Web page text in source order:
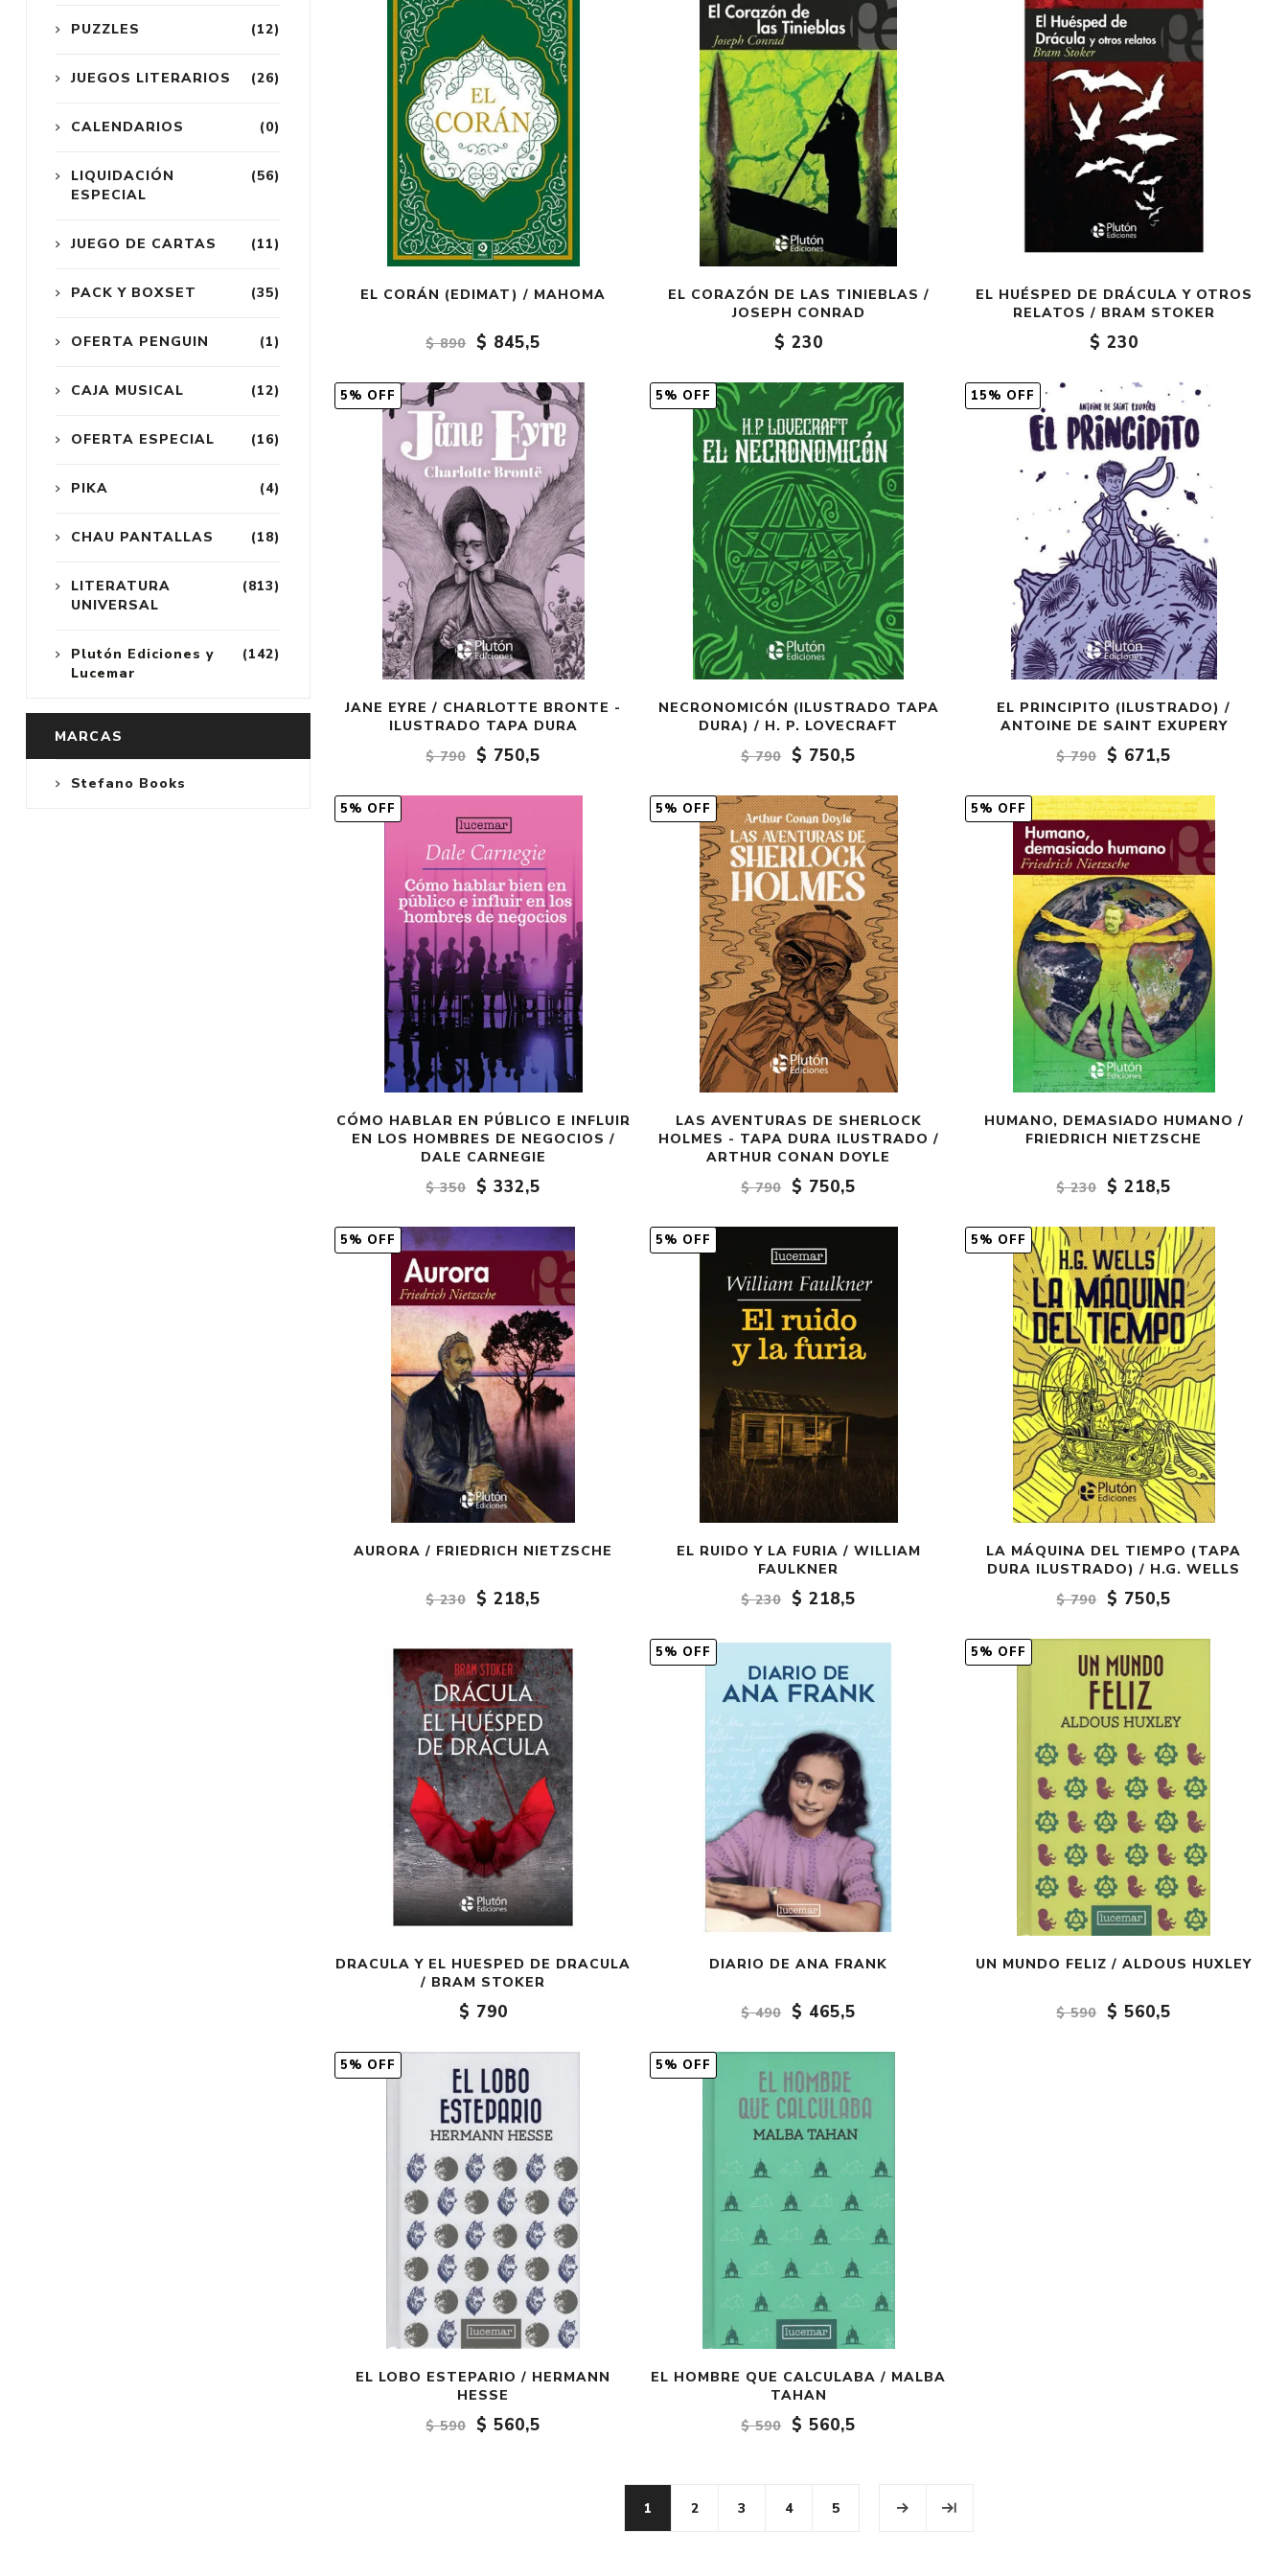
Crónica
Negocios
Ingenio
Ensayo
Ver todo
EL CORÁN (EDIMAT) / MAHOMA
$ 890 $ 845,5
EL CORAZÓN DE LAS TINIEBLAS /
JOSEPH CONRAD
$ 230
EL HUÉSPED DE DRÁCULA Y OTROS
RELATOS / BRAM STOKER
$ 230
5% OFF
JANE EYRE / CHARLOTTE BRONTE -
ILUSTRADO TAPA DURA
$ 790
$ 750,5
5% OFF
NECRONOMICÓN (ILUSTRADO TAPA
DURA) / H. P. LOVECRAFT
$ 790
$ 750,5
15% OFF
EL PRINCIPITO (ILUSTRADO) /
ANTOINE DE SAINT EXUPERY
$ 790
$ 671,5
5% OFF
CÓMO HABLAR EN PÚBLICO E INFLUIR
EN LOS HOMBRES DE NEGOCIOS /
DALE CARNEGIE
$ 350
$ 332,5
5% OFF
LAS AVENTURAS DE SHERLOCK
HOLMES - TAPA DURA ILUSTRADO /
ARTHUR CONAN DOYLE
$ 790
$ 750,5
5% OFF
HUMANO, DEMASIADO HUMANO /
FRIEDRICH NIETZSCHE
$ 230 $ 218,5
5% OFF
AURORA / FRIEDRICH NIETZSCHE
$ 230 $ 218,5
5% OFF
EL RUIDO Y LA FURIA / WILLIAM
FAULKNER
$ 230
$ 218,5
5% OFF
LA MÁQUINA DEL TIEMPO (TAPA
DURA ILUSTRADO) / H.G. WELLS
$ 790
$ 750,5
DRACULA Y EL HUESPED DE DRACULA
/ BRAM STOKER
$ 790
5% OFF
DIARIO DE ANA FRANK
$ 490 $ 465,5
5% OFF
UN MUNDO FELIZ / ALDOUS HUXLEY
$ 590 $ 560,5
5% OFF
EL LOBO ESTEPARIO / HERMANN
HESSE
$ 590
$ 560,5
5% OFF
EL HOMBRE QUE CALCULABA / MALBA
TAHAN
$ 590
$ 560,5
1 2 3 4 5
(12)
PUZZLES
(26)
JUEGOS LITERARIOS
(0)
CALENDARIOS
(56)
LIQUIDACIÓN
ESPECIAL
(11)
JUEGO DE CARTAS
(35)
PACK Y BOXSET
(1)
OFERTA PENGUIN
(12)
CAJA MUSICAL
(16)
OFERTA ESPECIAL
(4)
PIKA
(18)
CHAU PANTALLAS
(813)
LITERATURA
UNIVERSAL
(142)
Plutón Ediciones y
Lucemar
MARCAS
Stefano Books